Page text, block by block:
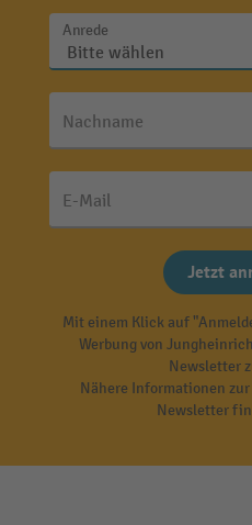
Anrede
Nachname
E-Mail
Jetzt
Mit einem Klick auf
Werbung von
Newsletter
Nähere Informationen
Newsletter